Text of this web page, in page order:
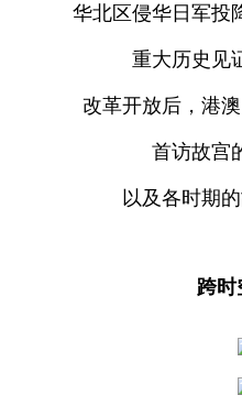
华北区侵华日军投
重大历史见
改革开放后，港
首访故宫
以及各时期
跨时